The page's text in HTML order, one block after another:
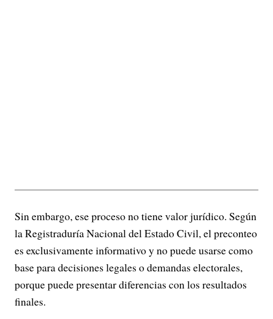
Sin embargo, ese proceso no tiene valor jurídico. Según
la Registraduría Nacional del Estado Civil, el preconteo
es exclusivamente informativo y no puede usarse como
base para decisiones legales o demandas electorales,
porque puede presentar diferencias con los resultados
finales.